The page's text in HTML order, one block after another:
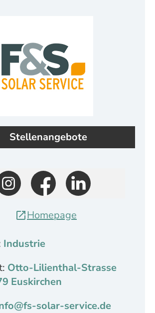
Stellenangebote
Homepage
Industrie
Otto-Lilienthal-Strasse
Euskirchen
solar-service.de